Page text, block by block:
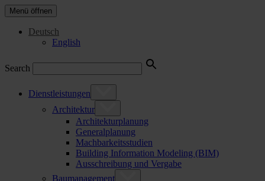
Menü öffnen
Deutsch
English
Search
Dienstleistungen
Architektur
Architekturplanung
Generalplanung
Machbarkeitsstudien
Building Information Modeling (BIM)
Ausschreibung und Vergabe
Baumanagement